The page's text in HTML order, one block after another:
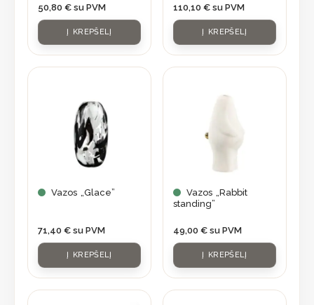
50,80 € su PVM
Į KREPŠELĮ
110,10 € su PVM
Į KREPŠELĮ
Vazos „Glace”
71,40 € su PVM
Į KREPŠELĮ
Vazos „Rabbit
standing”
49,00 € su PVM
Į KREPŠELĮ